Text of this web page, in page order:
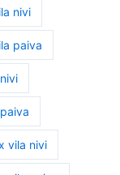
nivi
paiva
vila nivi